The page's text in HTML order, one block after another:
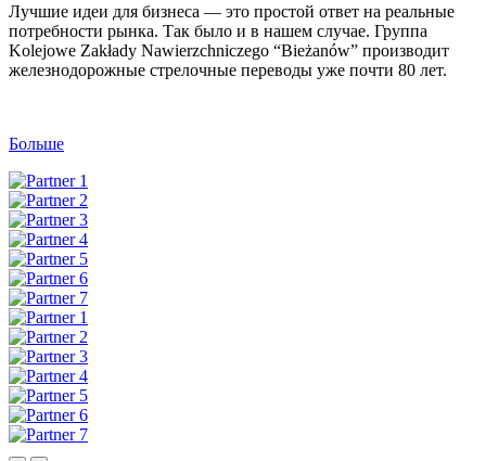
Лучшие идеи для бизнеса — это простой ответ на реальные
потребности рынка. Так было и в нашем случае. Группа
Kolejowe Zakłady Nawierzchniczego “Bieżanów” производит
железнодорожные стрелочные переводы уже почти 80 лет.
Больше